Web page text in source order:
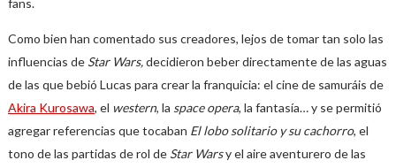
fans.
Como bien han comentado sus creadores, lejos de tomar tan solo las
influencias deStar Wars,decidieron beber directamente de las aguas
de las que bebió Lucas para crear la franquicia: el cine de samuráis de
Akira Kurosawa, el western, la space opera, la fantasía… y se permitió
agregar referencias que tocaban El lobo solitario y su cachorro, el
tono de las partidas de rol de Star Warsy el aire aventurero de las